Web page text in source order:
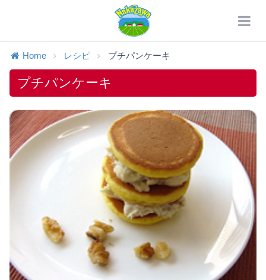
Home レシピ プチパンケーキ
プチパンケーキ